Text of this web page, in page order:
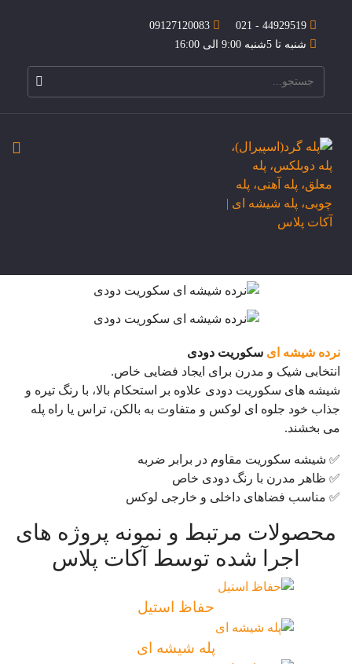
44929519 - 021
09127120083
شنبه تا 5شنبه 9:00 الی 16:00
نرده شیشه‌ ای سکوریت دودی
انتخابی شیک و مدرن برای ایجاد فضایی خاص.
شیشه های سکوریت دودی علاوه بر استحکام بالا، با رنگ تیره و
جذاب خود جلوه ای لوکس و متفاوت به بالکن، تراس یا راه پله
می بخشند.
✅ شیشه سکوریت مقاوم در برابر ضربه
✅ ظاهر مدرن با رنگ دودی خاص
✅ مناسب فضاهای داخلی و خارجی لوکس
محصولات مرتبط و نمونه پروژه های
اجرا شده توسط آکات پلاس
حفاظ استیل
پله شیشه ای